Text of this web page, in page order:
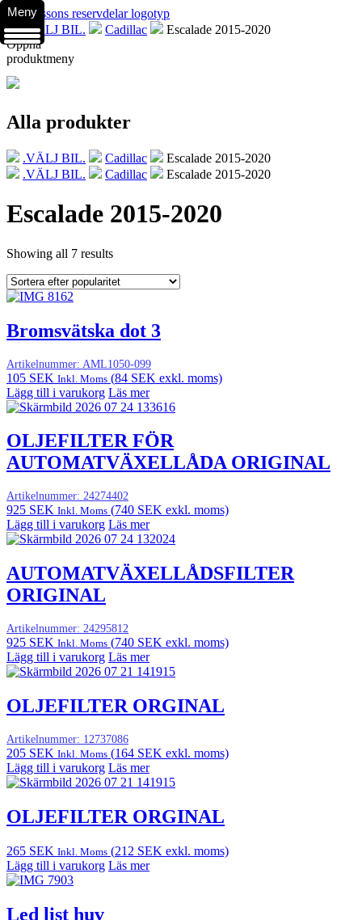
.VÄLJ BIL. Cadillac
Escalade 2015-2020
Öppna
produktmeny
Alla produkter
.VÄLJ BIL. Cadillac
Escalade 2015-2020
.VÄLJ BIL.
Cadillac Escalade 2015-2020
Escalade 2015-2020
Showing all 7 results
Bromsvätska dot 3
Artikelnummer: AML1050-099
105 SEK Inkl. Moms (84 SEK exkl. moms)
Lägg till i varukorg Läs mer
OLJEFILTER FÖR
AUTOMATVÄXELLÅDA ORIGINAL
Artikelnummer: 24274402
925 SEK Inkl. Moms (740 SEK exkl. moms)
Lägg till i varukorg Läs mer
AUTOMATVÄXELLÅDSFILTER
ORIGINAL
Artikelnummer: 24295812
925 SEK Inkl. Moms (740 SEK exkl. moms)
Lägg till i varukorg Läs mer
OLJEFILTER ORGINAL
Artikelnummer: 12737086
205 SEK Inkl. Moms (164 SEK exkl. moms)
Lägg till i varukorg Läs mer
OLJEFILTER ORGINAL
265 SEK Inkl. Moms (212 SEK exkl. moms)
Lägg till i varukorg Läs mer
Led list huv
Meny